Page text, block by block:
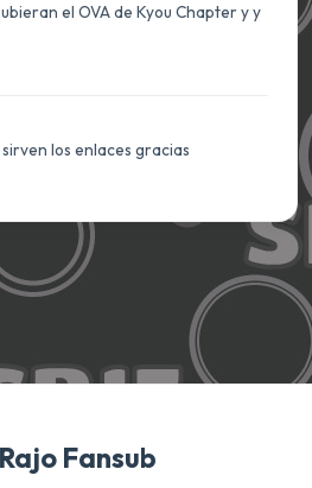
el OVA de Kyou Chapter y y
los enlaces gracias
Fansub